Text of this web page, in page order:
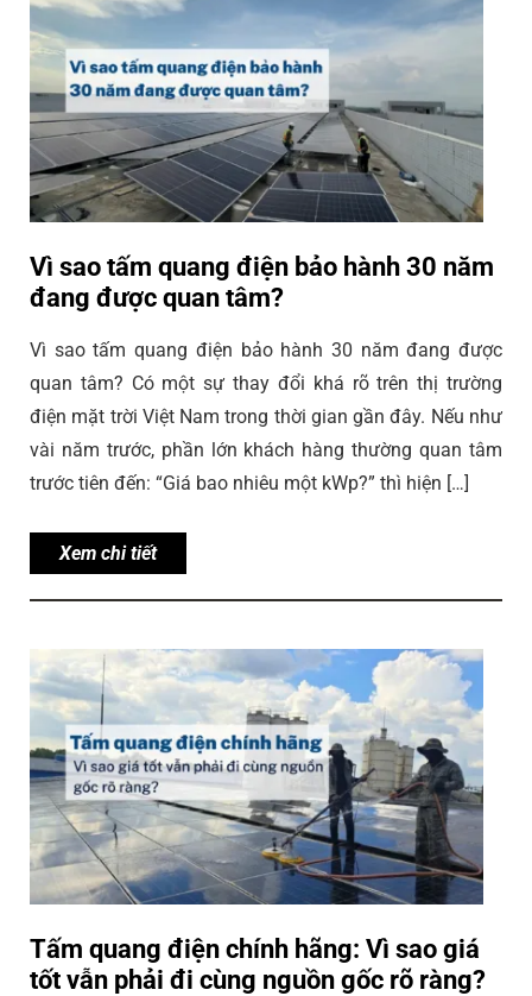
Vì sao tấm quang điện bảo hành 30 năm
đang được quan tâm?
Vì sao tấm quang điện bảo hành 30 năm đang được
quan tâm? Có một sự thay đổi khá rõ trên thị trường
điện mặt trời Việt Nam trong thời gian gần đây. Nếu như
vài năm trước, phần lớn khách hàng thường quan tâm
trước tiên đến: “Giá bao nhiêu một kWp?” thì hiện […]
Xem chi tiết
Tấm quang điện chính hãng: Vì sao giá
tốt vẫn phải đi cùng nguồn gốc rõ ràng?